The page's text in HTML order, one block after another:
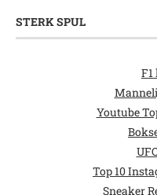
STERK SPUL
F1
Youtube
Top 10
Sneaker